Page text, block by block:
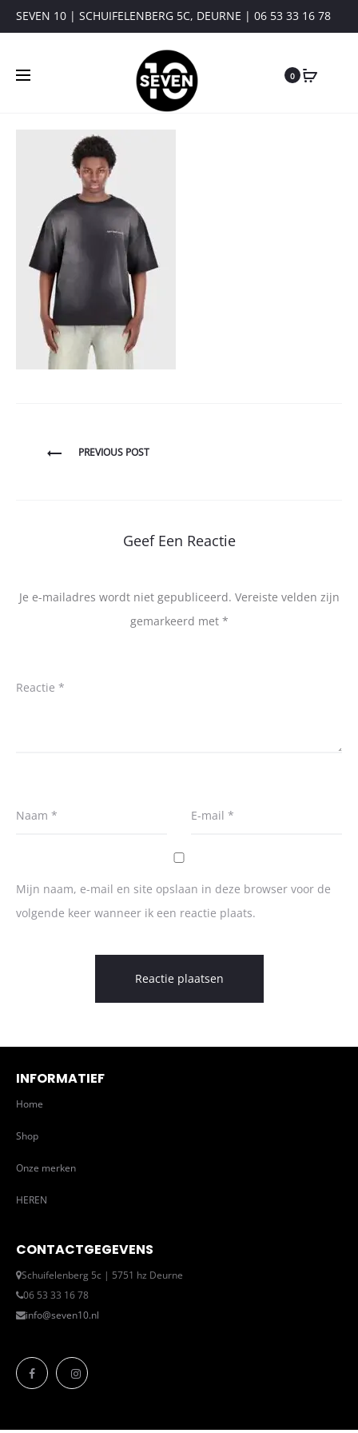
SEVEN 10 | SCHUIFELENBERG 5C, DEURNE | 06 53 33 16 78
0
BerichtPREVIOUS POST
Geef Een Reactie
Je e-mailadres wordt niet gepubliceerd. Vereiste velden zijn
gemarkeerd met *
Reactie *
Naam * E-mail *
Mijn naam, e-mail en site opslaan in deze browser voor de
volgende keer wanneer ik een reactie plaats.
INFORMATIEF
Home
Shop
Onze merken
HEREN
CONTACTGEGEVENS
Schuifelenberg 5c | 5751 hz Deurne
06 53 33 16 78
info@seven10.nl